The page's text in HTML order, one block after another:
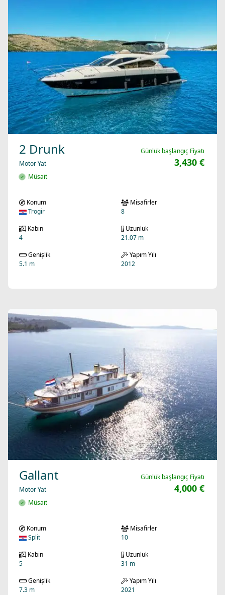
2 Drunk
Motor Yat
Müsait
Günlük başlangıç Fiyatı
3,430 €
Konum
Trogir
Misafirler
8
Kabin
4
Uzunluk
21.07 m
Genişlik
5.1 m
Yapım Yılı
2012
Gallant
Motor Yat
Müsait
Günlük başlangıç Fiyatı
4,000 €
Konum
Split
Misafirler
10
Kabin
5
Uzunluk
31 m
Genişlik
7.3 m
Yapım Yılı
2021